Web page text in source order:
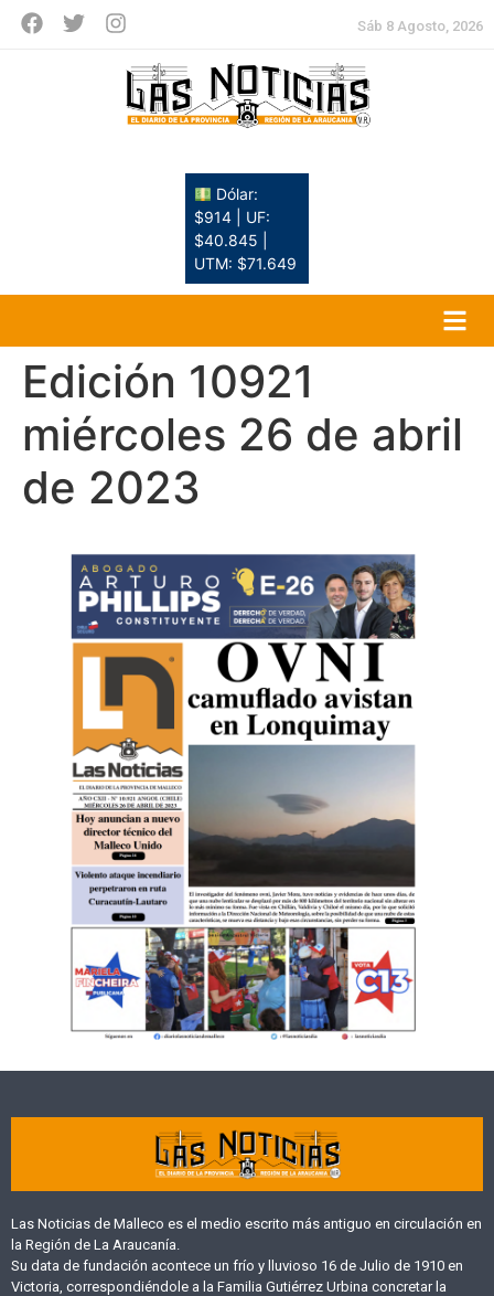
Sáb 8 Agosto, 2026
Dólar:
$914 | UF:
$40.845 |
UTM: $71.649
Edición 10921
miércoles 26 de abril
de 2023
Las Noticias de Malleco es el medio escrito más antiguo en circulación en
la Región de La Araucanía.
Su data de fundación acontece un frío y lluvioso 16 de Julio de 1910 en
Victoria, correspondiéndole a la Familia Gutiérrez Urbina concretar la